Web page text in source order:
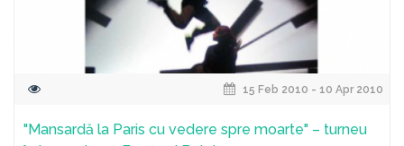
15 Feb 2010 - 10 Apr 2010
"Mansardă la Paris cu vedere spre moarte" – turneu